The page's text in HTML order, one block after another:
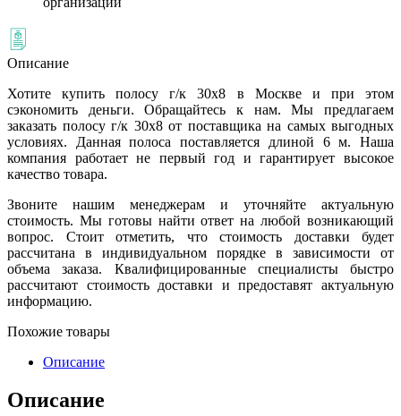
Описание
Хотите купить полосу г/к 30х8 в Москве и при этом
сэкономить деньги. Обращайтесь к нам. Мы предлагаем
заказать полосу г/к 30х8 от поставщика на самых выгодных
условиях. Данная полоса поставляется длиной 6 м. Наша
компания работает не первый год и гарантирует высокое
качество товара.
Звоните нашим менеджерам и уточняйте актуальную
стоимость. Мы готовы найти ответ на любой возникающий
вопрос. Стоит отметить, что стоимость доставки будет
рассчитана в индивидуальном порядке в зависимости от
объема заказа. Квалифицированные специалисты быстро
рассчитают стоимость доставки и предоставят актуальную
информацию.
Похожие товары
Описание
Описание